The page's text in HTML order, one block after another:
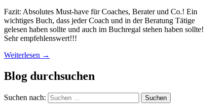
Fazit: Absolutes Must-have für Coaches, Berater und Co.! Ein
wichtiges Buch, dass jeder Coach und in der Beratung Tätige
gelesen haben sollte und auch im Buchregal stehen haben sollte!
Sehr empfehlenswert!!!
Weiterlesen →
Blog durchsuchen
Suchen nach: